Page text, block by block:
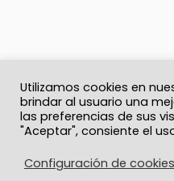
© 2026
Política de privacidad
Utilizamos cookies en
brindar al usuario una
las preferencias de sus
"Aceptar", consiente el
Configuración de cookies